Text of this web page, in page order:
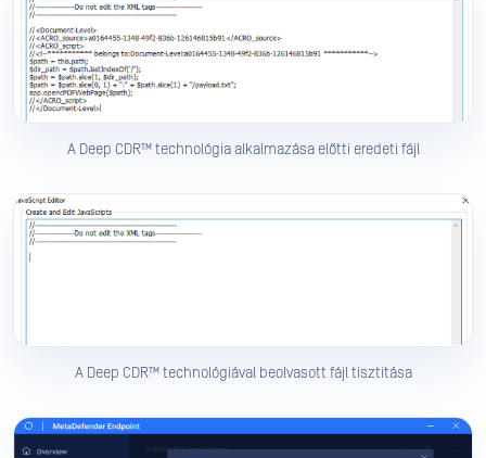
A Deep CDR™ technológia alkalmazása előtti eredeti fájl
A Deep CDR™ technológiával beolvasott fájl tisztítása